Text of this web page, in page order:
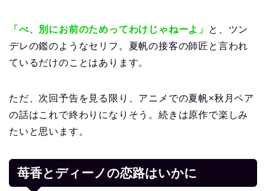
「べ、別にお前のためってわけじゃねーよ」
と、ツン
デレの鑑のようなセリフ。夏帆の接客の師匠と言われ
ているだけのことはあります。
ただ、次回予告を見る限り、アニメでの夏帆×秋月ペア
の話はこれで終わりになりそう。続きは原作で楽しみ
たいと思います。
苺香とディーノの恋路はいかに